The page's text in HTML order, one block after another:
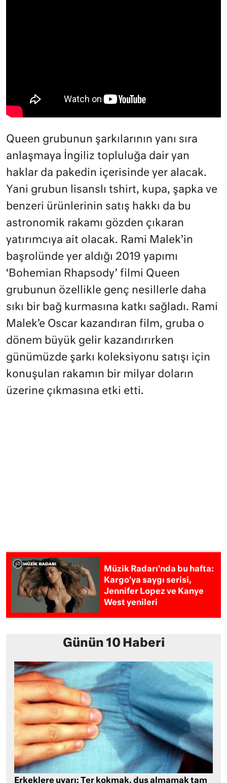
Queen grubunun şarkılarının yanı sıra
anlaşmaya İngiliz topluluğa dair yan
haklar da pakedin içerisinde yer alacak.
Yani grubun lisanslı tshirt, kupa, şapka ve
benzeri ürünlerinin satış hakkı da bu
astronomik rakamı gözden çıkaran
yatırımcıya ait olacak. Rami Malek’in
başrolünde yer aldığı 2019 yapımı
‘Bohemian Rhapsody’ filmi Queen
grubunun özellikle genç nesillerle daha
sıkı bir bağ kurmasına katkı sağladı. Rami
Malek’e Oscar kazandıran film, gruba o
dönem büyük gelir kazandırırken
günümüzde şarkı koleksiyonu satışı için
konuşulan rakamın bir milyar doların
üzerine çıkmasına etki etti.
Müzik Radarı’nda bu hafta:
Kargo’ya saygı serisi,
Jennifer Lopez ve Kanye
West yenileri
Günün 10 Haberi
Erkeklere uyarı: Ter kokmak, duş almamak tam